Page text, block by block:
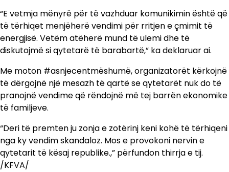
“E vetmja mënyrë për të vazhduar komunikimin është që
të tërhiqet menjëherë vendimi për rritjen e çmimit të
energjisë. Vetëm atëherë mund të ulemi dhe të
diskutojmë si qytetarë të barabartë,” ka deklaruar ai.
Me moton #asnjecentmëshumë, organizatorët kërkojnë
të dërgojnë një mesazh të qartë se qytetarët nuk do të
pranojnë vendime që rëndojnë më tej barrën ekonomike
të familjeve.
“Deri të premten ju zonja e zotërinj keni kohë të tërhiqeni
nga ky vendim skandaloz. Mos e provokoni nervin e
qytetarit të kësaj republike.,” përfundon thirrja e tij.
/KFVA/